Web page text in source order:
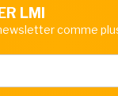
LMI
comme